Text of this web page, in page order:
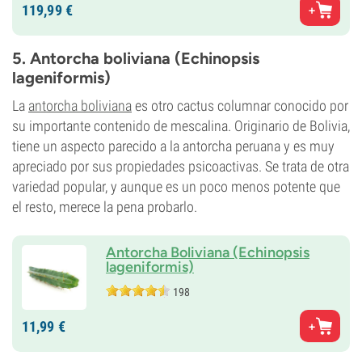
119,99€
5. Antorcha boliviana (Echinopsis
lageniformis)
La antorcha bolivianaes otro cactus columnar conocido por
su importante contenido de mescalina. Originario de Bolivia,
tiene un aspecto parecido a la antorcha peruana y es muy
apreciado por sus propiedades psicoactivas. Se trata de otra
variedad popular, y aunque es un poco menos potente que
el resto, merece la pena probarlo.
Antorcha Boliviana (Echinopsis
lageniformis)
198
11,99 €